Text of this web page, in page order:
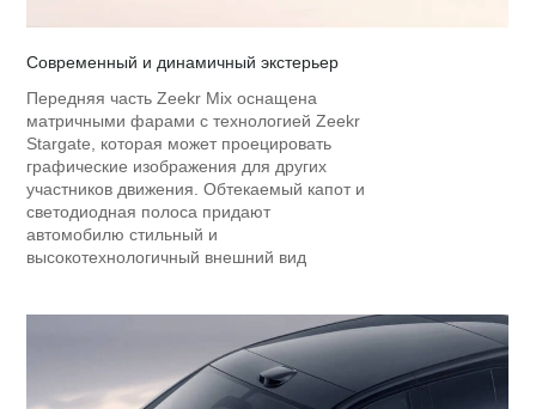
Современный и динамичный экстерьер
Передняя часть Zeekr Mix оснащена
матричными фарами с технологией Zeekr
Stargate, которая может проецировать
графические изображения для других
участников движения. Обтекаемый капот и
светодиодная полоса придают
автомобилю стильный и
высокотехнологичный внешний вид